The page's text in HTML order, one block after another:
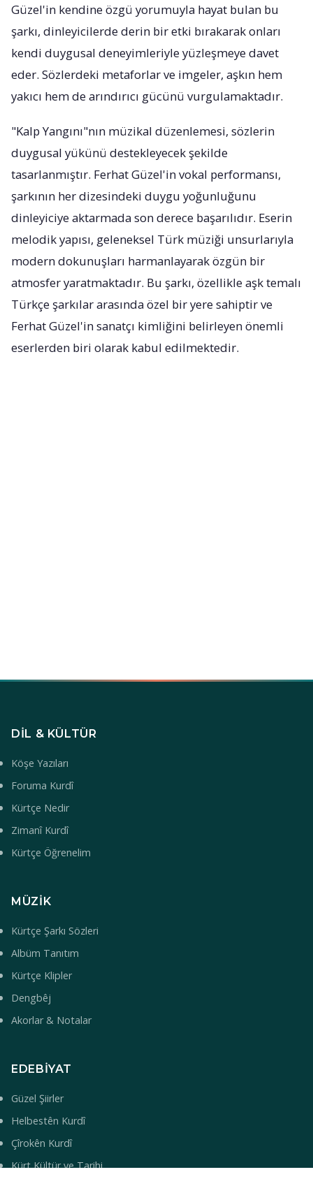
Güzel'in kendine özgü yorumuyla hayat bulan bu
şarkı, dinleyicilerde derin bir etki bırakarak onları
kendi duygusal deneyimleriyle yüzleşmeye davet
eder. Sözlerdeki metaforlar ve imgeler, aşkın hem
yakıcı hem de arındırıcı gücünü vurgulamaktadır.
"Kalp Yangını"nın müzikal düzenlemesi, sözlerin
duygusal yükünü destekleyecek şekilde
tasarlanmıştır. Ferhat Güzel'in vokal performansı,
şarkının her dizesindeki duygu yoğunluğunu
dinleyiciye aktarmada son derece başarılıdır. Eserin
melodik yapısı, geleneksel Türk müziği unsurlarıyla
modern dokunuşları harmanlayarak özgün bir
atmosfer yaratmaktadır. Bu şarkı, özellikle aşk temalı
Türkçe şarkılar arasında özel bir yere sahiptir ve
Ferhat Güzel'in sanatçı kimliğini belirleyen önemli
eserlerden biri olarak kabul edilmektedir.
DIL & KÜLTÜR
Köşe Yazıları
Foruma Kurdî
Kürtçe Nedir
Zimanî Kurdî
Kürtçe Öğrenelim
MÜZIK
Kürtçe Şarkı Sözleri
Albüm Tanıtım
Kürtçe Klipler
Dengbêj
Akorlar & Notalar
EDEBIYAT
Güzel Şiirler
Helbestên Kurdî
Çîrokên Kurdî
Kürt Kültür ve Tarihi